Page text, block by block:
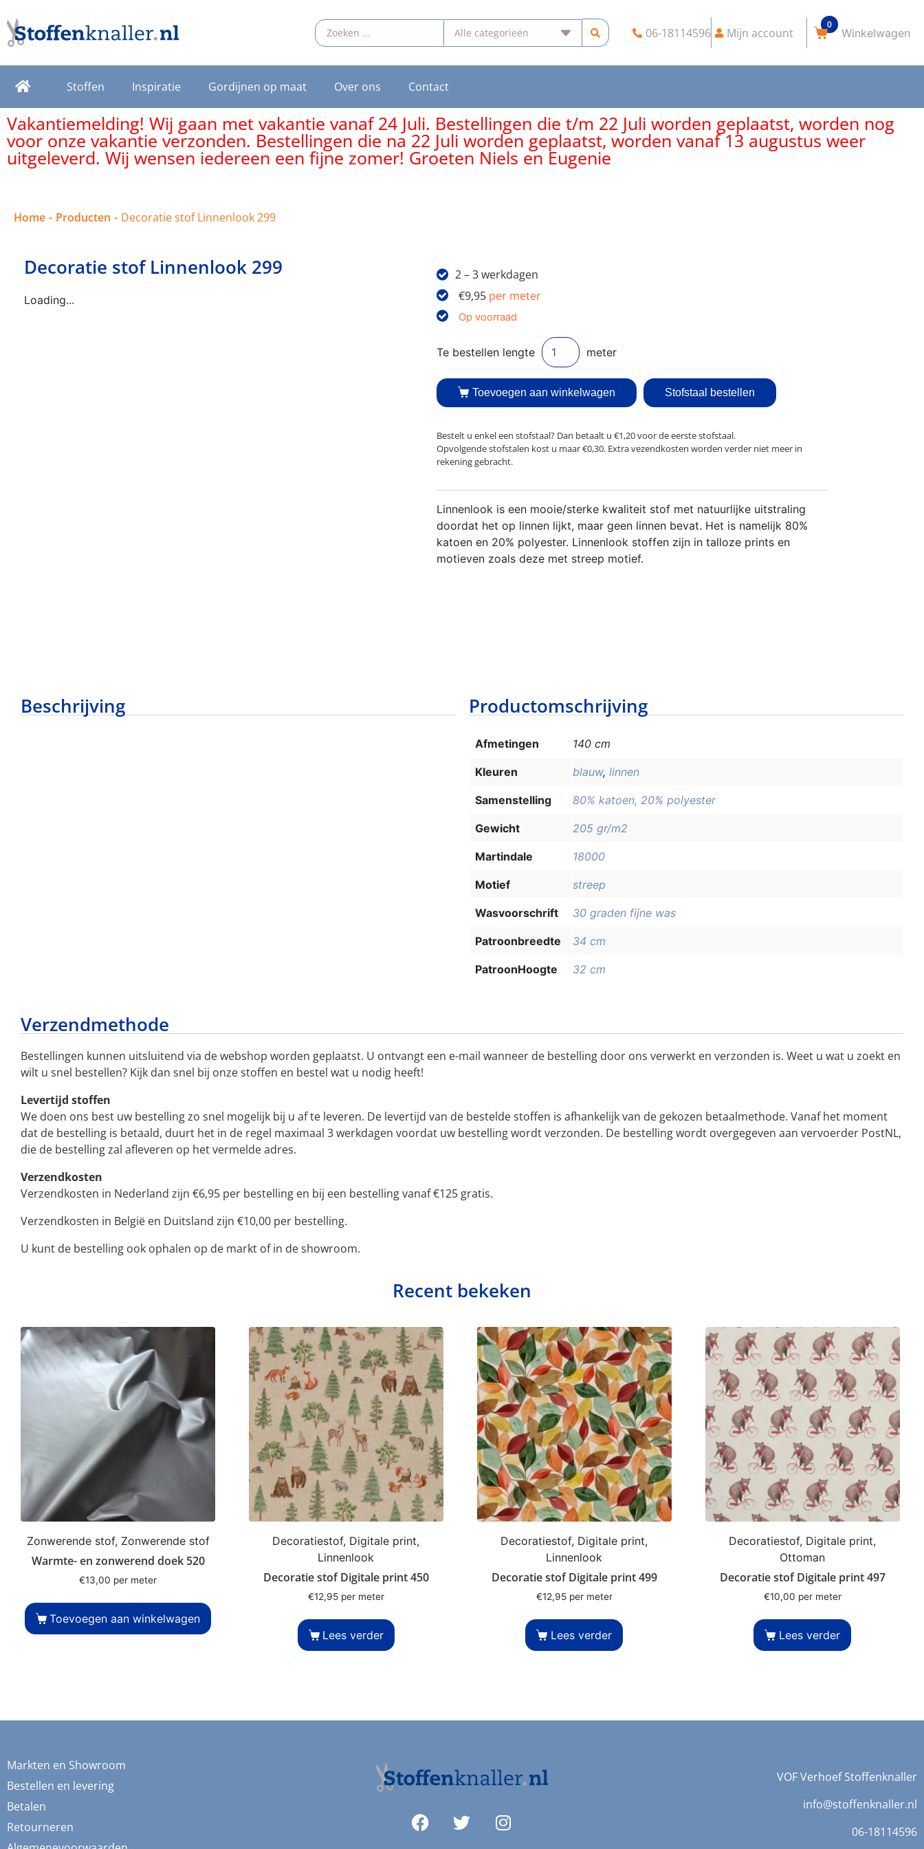
06-18114596 Mijn account
0
Stoffen Inspiratie Gordijnen op maat Over ons Contact
Vakantiemelding! Wij gaan met vakantie vanaf 24 Juli. Bestellingen die t/m 22 Juli worden geplaatst, worden nog
voor onze vakantie verzonden. Bestellingen die na 22 Juli worden geplaatst, worden vanaf 13 augustus weer
uitgeleverd. Wij wensen iedereen een fijne zomer! Groeten Niels en Eugenie
Home - Producten - Decoratie stof Linnenlook 299
Decoratie stof Linnenlook 299
Loading...
2 – 3 werkdagen
€9,95 per meter
Op voorraad
Toevoegen aan winkelwagen Stofstaal bestellen
Bestelt u enkel een stofstaal? Dan betaalt u €1,20 voor de eerste stofstaal.
Opvolgende stofstalen kost u maar €0,30. Extra vezendkosten worden verder niet meer in
rekening gebracht.
Linnenlook is een mooie/sterke kwaliteit stof met natuurlijke uitstraling
doordat het op linnen lijkt, maar geen linnen bevat. Het is namelijk 80%
katoen en 20% polyester. Linnenlook stoffen zijn in talloze prints en
motieven zoals deze met streep motief.
Beschrijving Productomschrijving
Afmetingen 140 cm
Kleuren blauw, linnen
Samenstelling 80% katoen, 20% polyester
Gewicht 205 gr/m2
Martindale 18000
Motief streep
Wasvoorschrift 30 graden fijne was
Patroonbreedte 34 cm
PatroonHoogte 32 cm
Verzendmethode
Bestellingen kunnen uitsluitend via de webshop worden geplaatst. U ontvangt een e-mail wanneer de bestelling door ons verwerkt en verzonden is. Weet u wat u zoekt en
wilt u snel bestellen? Kijk dan snel bij onze stoffen en bestel wat u nodig heeft!
Levertijd stoffen
We doen ons best uw bestelling zo snel mogelijk bij u af te leveren. De levertijd van de bestelde stoffen is afhankelijk van de gekozen betaalmethode. Vanaf het moment
dat de bestelling is betaald, duurt het in de regel maximaal 3 werkdagen voordat uw bestelling wordt verzonden. De bestelling wordt overgegeven aan vervoerder PostNL,
die de bestelling zal afleveren op het vermelde adres.
Verzendkosten
Verzendkosten in Nederland zijn €6,95 per bestelling en bij een bestelling vanaf €125 gratis.
Verzendkosten in België en Duitsland zijn €10,00 per bestelling.
U kunt de bestelling ook ophalen op de markt of in de showroom.
Recent bekeken
Zonwerende stof, Zonwerende stof
Warmte- en zonwerend doek 520
€13,00 per meter
Toevoegen aan winkelwagen
Decoratiestof, Digitale print,
Linnenlook
Decoratie stof Digitale print 450
€12,95 per meter
Lees verder
Decoratiestof, Digitale print,
Linnenlook
Decoratie stof Digitale print 499
€12,95 per meter
Lees verder
Decoratiestof, Digitale print,
Ottoman
Decoratie stof Digitale print 497
€10,00 per meter
Lees verder
Markten en Showroom
Bestellen en levering
Betalen
Retourneren
VOF Verhoef Stoffenknaller
info@stoffenknaller.nl
06-18114596